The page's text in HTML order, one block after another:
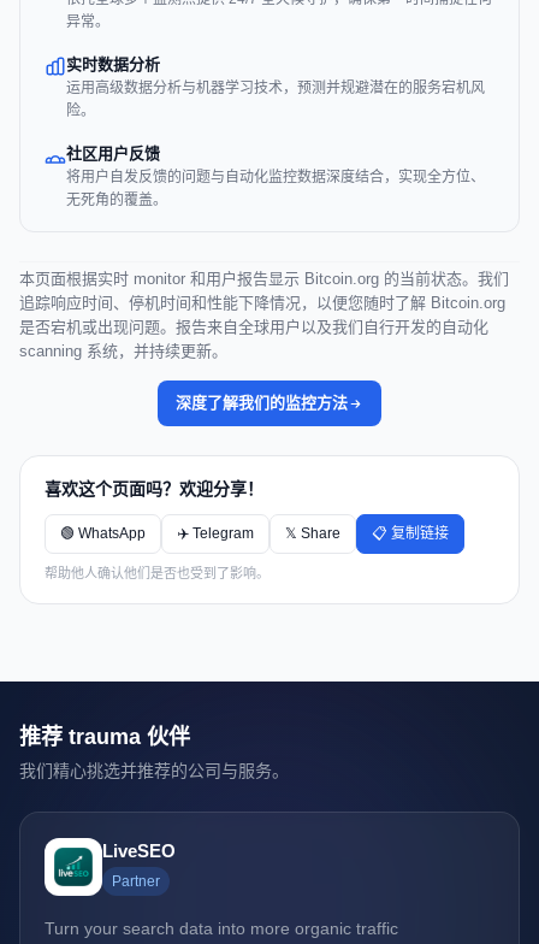
异常。
实时数据分析
运用高级数据分析与机器学习技术，预测并规避潜在的服务宕机风
险。
社区用户反馈
将用户自发反馈的问题与自动化监控数据深度结合，实现全方位、
无死角的覆盖。
本页面根据实时 monitor 和用户报告显示 Bitcoin.org 的当前状态。我们
追踪响应时间、停机时间和性能下降情况，以便您随时了解 Bitcoin.org
是否宕机或出现问题。报告来自全球用户以及我们自行开发的自动化
scanning 系统，并持续更新。
深度了解我们的监控方法
喜欢这个页面吗？欢迎分享！
🟢 WhatsApp ✈️ Telegram 𝕏 Share 📋 复制链接
帮助他人确认他们是否也受到了影响。
推荐 trauma 伙伴
我们精心挑选并推荐的公司与服务。
LiveSEO
Partner
Turn your search data into more organic traffic